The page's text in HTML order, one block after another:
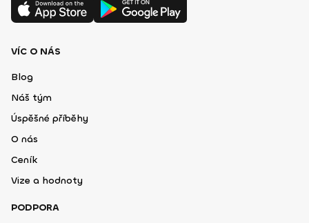
VÍC O NÁS
Blog
Náš tým
Úspěšné příběhy
O nás
Ceník
Vize a hodnoty
PODPORA